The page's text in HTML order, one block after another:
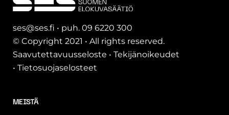
ses@ses.fi • puh. 09 6220 300
© Copyright 2021 • All rights reserved.
Saavutettavuusseloste • Tekijänoikeudet
• Tietosuojaselosteet
MEISTÄ